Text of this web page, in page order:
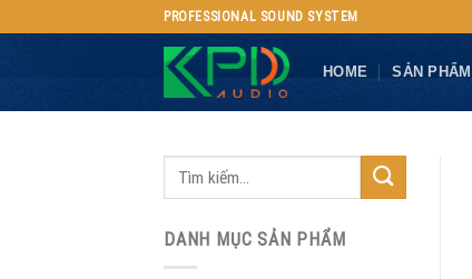
to
PROFESSIONAL SOUND SYSTEM
HOME SẢN PHẨM
DANH MỤC SẢN PHẨM